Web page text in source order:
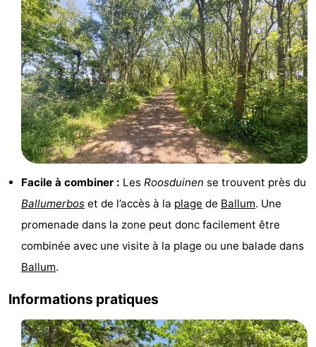
Sportive
Equitation
Promenade
sur
les
Wadden
Observation
des
phoques
Boire
manger
Événements
Pratiques
Forum
Route
Stationnement
Saut
des
Wadden
Adresses
Médicales
Région
Facile à combiner : Les Roosduinen se trouvent près du
Ballumerbos et de l’accès à la plage de Ballum. Une
promenade dans la zone peut donc facilement être
combinée avec une visite à la plage ou une balade dans
Ballum.
Informations pratiques